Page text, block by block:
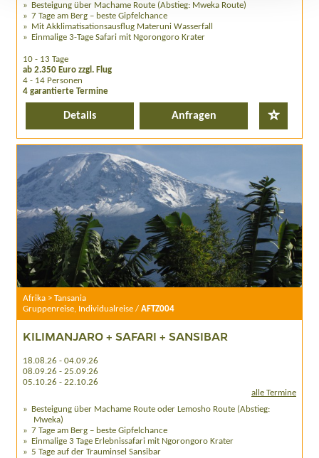
Besteigung über Machame Route (Abstieg: Mweka Route)
7 Tage am Berg – beste Gipfelchance
Mit Akklimatisationsausflug Materuni Wasserfall
Einmalige 3-Tage Safari mit Ngorongoro Krater
10 - 13 Tage
ab 2.350 Euro zzgl. Flug
4 - 14 Personen
4 garantierte Termine
Details Anfragen
Afrika > Tansania
Gruppenreise, Individualreise / AFTZ004
KILIMANJARO + SAFARI + SANSIBAR
18.08.26 - 04.09.26
08.09.26 - 25.09.26
05.10.26 - 22.10.26
alle Termine
Besteigung über Machame Route oder Lemosho Route (Abstieg:
Mweka)
7 Tage am Berg – beste Gipfelchance
Einmalige 3 Tage Erlebnissafari mit Ngorongoro Krater
5 Tage auf der Trauminsel Sansibar